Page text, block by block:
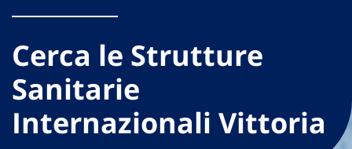
Cerca le Strutture
Sanitarie
Internazionali Vittoria